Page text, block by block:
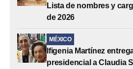
Lista de nombres y
de 2026
MÉXICO
Ifigenia Martínez
presidencial a Claudia